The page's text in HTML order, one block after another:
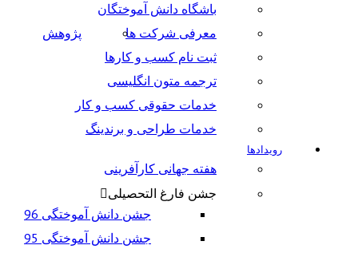
باشگاه دانش آموختگان
معرفی شرکت ها
پژوهش
ثبت نام کسب و کارها
ترجمه متون انگلیسی
خدمات حقوقی کسب و کار
خدمات طراحی و برندینگ
رویدادها
هفته جهانی کارآفرینی
جشن فارغ التحصیلی
جشن دانش آموختگی 96
جشن دانش آموختگی 95